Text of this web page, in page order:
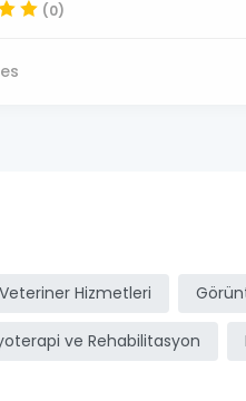
(0)
Hizmetleri
ve Rehabilitasyon